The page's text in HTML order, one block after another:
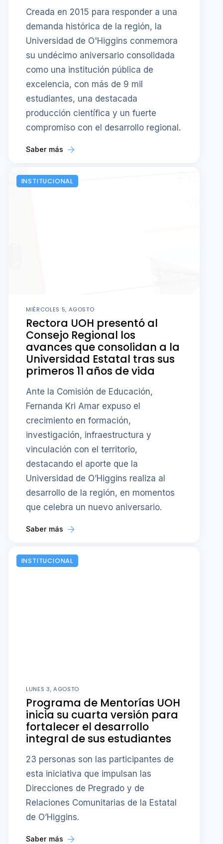
Creada en 2015 para responder a una
demanda histórica de la región, la
Universidad de O'Higgins conmemora
su undécimo aniversario consolidada
como una institución pública de
excelencia, con más de 9 mil
estudiantes, una destacada
producción científica y un fuerte
compromiso con el desarrollo regional.
Saber más
INSTITUCIONAL
MIÉRCOLES 5, AGOSTO
Rectora UOH presentó al
Consejo Regional los
avances que consolidan a la
Universidad Estatal tras sus
primeros 11 años de vida
Ante la Comisión de Educación,
Fernanda Kri Amar expuso el
crecimiento en formación,
investigación, infraestructura y
vinculación con el territorio,
destacando el aporte que la
Universidad de O’Higgins realiza al
desarrollo de la región, en momentos
que celebra un nuevo aniversario.
Saber más
INSTITUCIONAL
LUNES 3, AGOSTO
Programa de Mentorías UOH
inicia su cuarta versión para
fortalecer el desarrollo
integral de sus estudiantes
23 personas son las participantes de
esta iniciativa que impulsan las
Direcciones de Pregrado y de
Relaciones Comunitarias de la Estatal
de O’Higgins.
Saber más